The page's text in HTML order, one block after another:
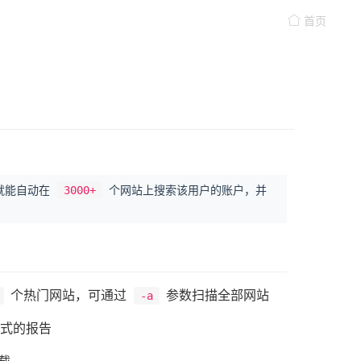
首页
能自动在 3000+
个网站上搜索该用户的账户，并
个热门网站，可通过 -a 参数扫描全部网站
的报告